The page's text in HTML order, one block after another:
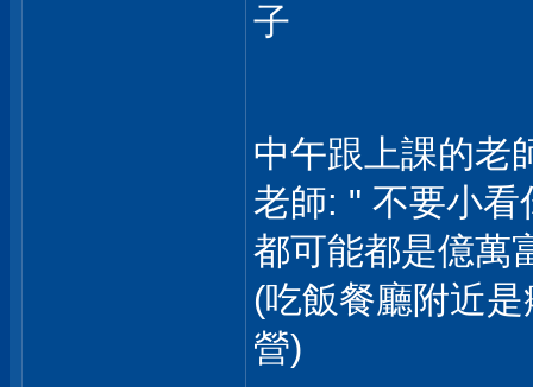
子
中午跟上課的老
老師: " 不要小看
都可能都是億萬
(吃飯餐廳附近
營)